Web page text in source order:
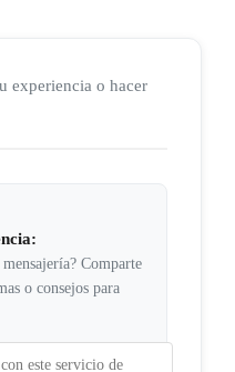
experiencia o hacer
Comparte
o consejos para